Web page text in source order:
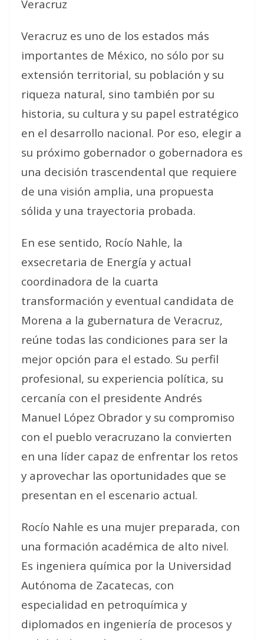
Veracruz
Veracruz es uno de los estados más
importantes de México, no sólo por su
extensión territorial, su población y su
riqueza natural, sino también por su
historia, su cultura y su papel estratégico
en el desarrollo nacional. Por eso, elegir a
su próximo gobernador o gobernadora es
una decisión trascendental que requiere
de una visión amplia, una propuesta
sólida y una trayectoria probada.
En ese sentido, Rocío Nahle, la
exsecretaria de Energía y actual
coordinadora de la cuarta
transformación y eventual candidata de
Morena a la gubernatura de Veracruz,
reúne todas las condiciones para ser la
mejor opción para el estado. Su perfil
profesional, su experiencia política, su
cercanía con el presidente Andrés
Manuel López Obrador y su compromiso
con el pueblo veracruzano la convierten
en una líder capaz de enfrentar los retos
y aprovechar las oportunidades que se
presentan en el escenario actual.
Rocío Nahle es una mujer preparada, con
una formación académica de alto nivel.
Es ingeniera química por la Universidad
Autónoma de Zacatecas, con
especialidad en petroquímica y
diplomados en ingeniería de procesos y